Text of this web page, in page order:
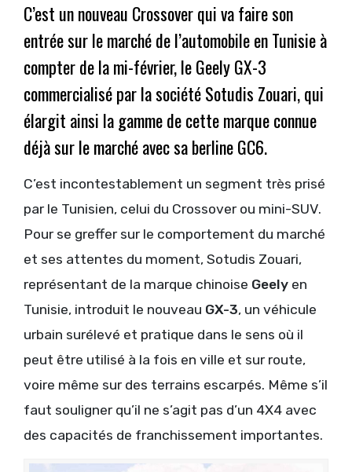
C’est un nouveau Crossover qui va faire son
entrée sur le marché de l’automobile en Tunisie à
compter de la mi-février, le Geely GX-3
commercialisé par la société Sotudis Zouari, qui
élargit ainsi la gamme de cette marque connue
déjà sur le marché avec sa berline GC6.
C’est incontestablement un segment très prisé
par le Tunisien, celui du Crossover ou mini-SUV.
Pour se greffer sur le comportement du marché
et ses attentes du moment, Sotudis Zouari,
représentant de la marque chinoise Geely en
Tunisie, introduit le nouveau GX-3, un véhicule
urbain surélevé et pratique dans le sens où il
peut être utilisé à la fois en ville et sur route,
voire même sur des terrains escarpés. Même s’il
faut souligner qu’il ne s’agit pas d’un 4X4 avec
des capacités de franchissement importantes.